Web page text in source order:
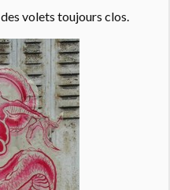
volets toujours clos.